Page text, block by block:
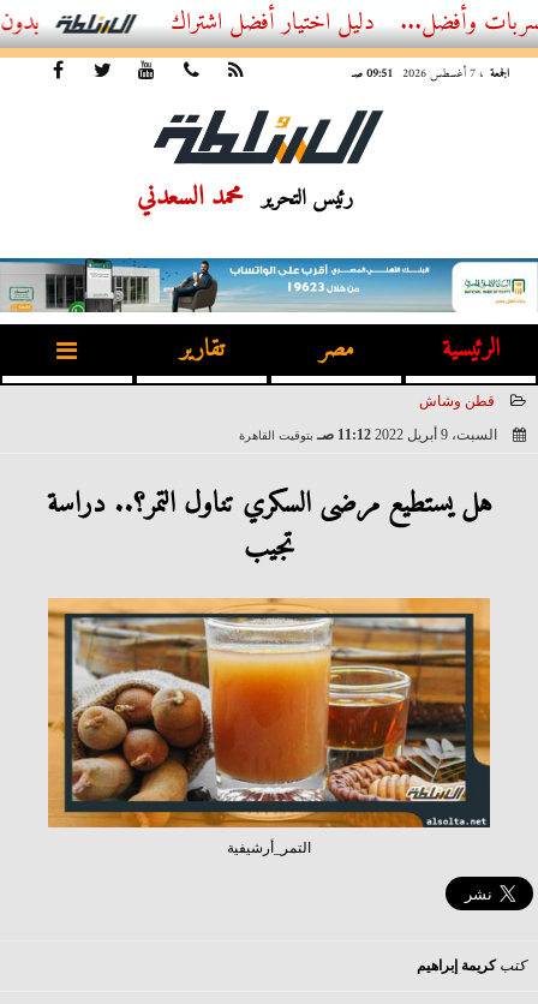
أفضل اشتراك IPTV بدون تقطيع 2026 – دليل المشاهد العصري
الجمعة ، 7 أغسطس 2026 09:51 صـ
رئيس التحرير محمد السعدني
الرئيسية مصر تقارير
قطن وشاش
السبت، 9 أبريل 2022
11:12 صـ بتوقيت القاهرة
هل يستطيع مرضى السكري تناول التمر؟.. دراسة
تجيب
التمر_أرشيفية
كتبكريمة إبراهيم